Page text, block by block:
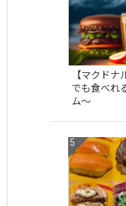
【マクド
でも食べれ
ム〜